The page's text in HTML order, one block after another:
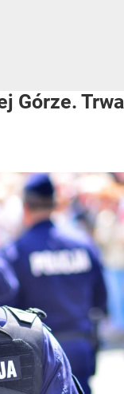
Górze. Trwa